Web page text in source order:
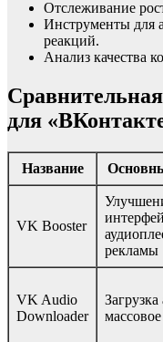
Отслеживание
Инструменты для
реакций.
Анализ качества
для
Название
VK Booster
рекламы
VK Audio
Downloader
Загрузка